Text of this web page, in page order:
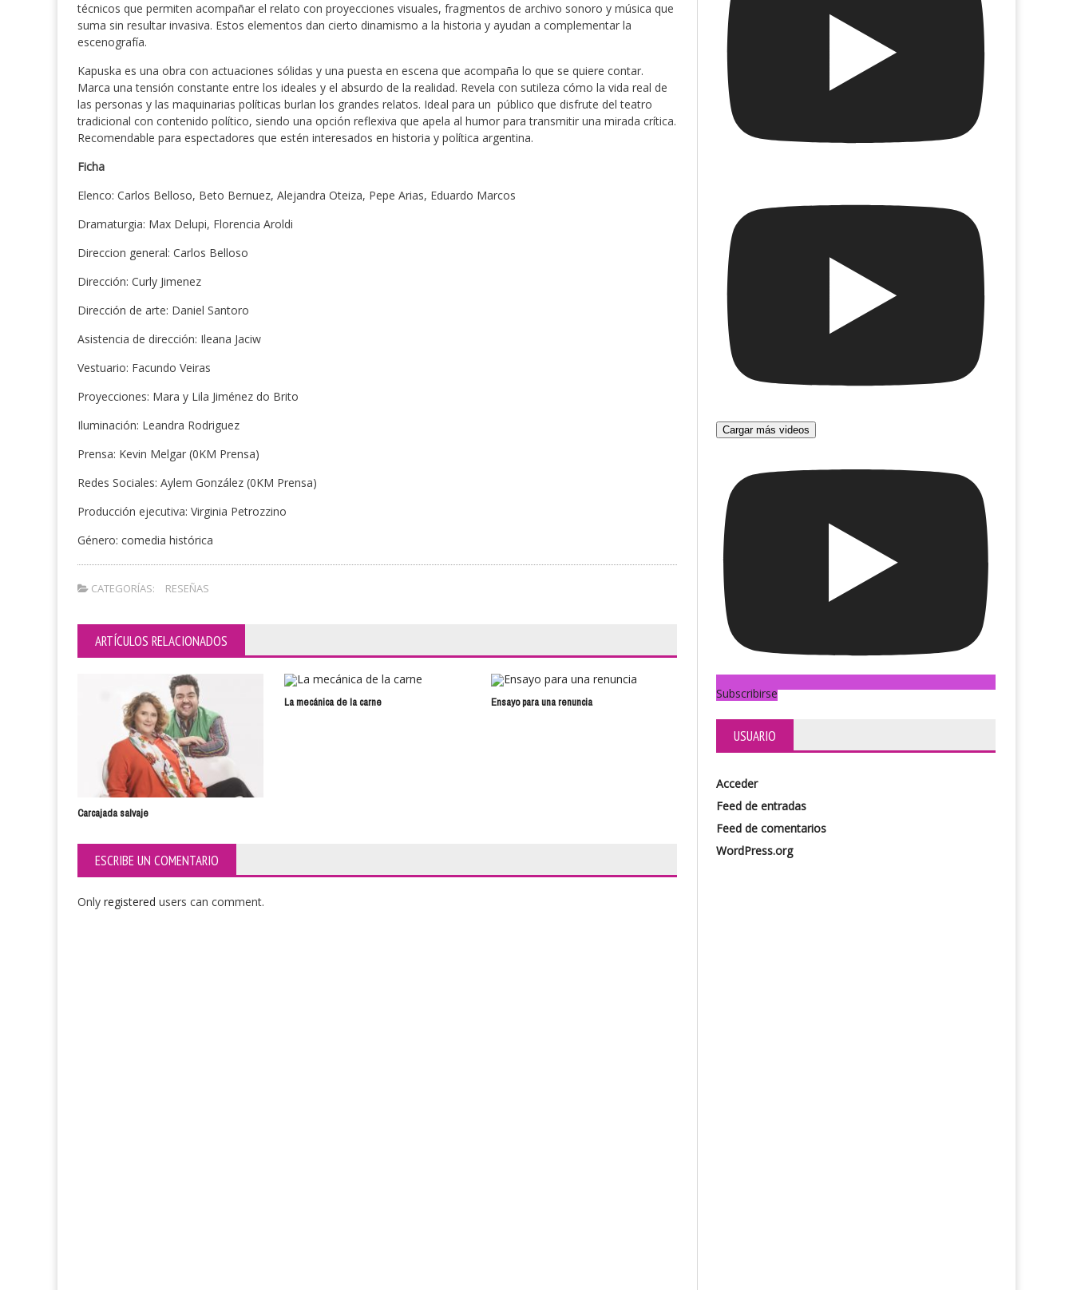
técnicos que permiten acompañar el relato con proyecciones visuales, fragmentos de archivo sonoro y música que
suma sin resultar invasiva. Estos elementos dan cierto dinamismo a la historia y ayudan a complementar la
escenografía.
Kapuska es una obra con actuaciones sólidas y una puesta en escena que acompaña lo que se quiere contar.
Marca una tensión constante entre los ideales y el absurdo de la realidad. Revela con sutileza cómo la vida real de
las personas y las maquinarias políticas burlan los grandes relatos. Ideal para un público que disfrute del teatro
tradicional con contenido político, siendo una opción reflexiva que apela al humor para transmitir una mirada crítica.
Recomendable para espectadores que estén interesados en historia y política argentina.
Ficha
Elenco: Carlos Belloso, Beto Bernuez, Alejandra Oteiza, Pepe Arias, Eduardo Marcos
Dramaturgia: Max Delupi, Florencia Aroldi
Direccion general: Carlos Belloso
Dirección: Curly Jimenez
Dirección de arte: Daniel Santoro
Asistencia de dirección: Ileana Jaciw
Vestuario: Facundo Veiras
Proyecciones: Mara y Lila Jiménez do Brito
Iluminación: Leandra Rodriguez
Prensa: Kevin Melgar (0KM Prensa)
Redes Sociales: Aylem González (0KM Prensa)
Producción ejecutiva: Virginia Petrozzino
Género: comedia histórica
CATEGORÍAS: RESEÑAS
ARTÍCULOS RELACIONADOS
Carcajada salvaje
La mecánica de la carne Ensayo para una renuncia Un tango italiano
ESCRIBE UN COMENTARIO
Only registered users can comment.
Cargar más videos
Subscribirse
USUARIO
Acceder
Feed de entradas
Feed de comentarios
WordPress.org